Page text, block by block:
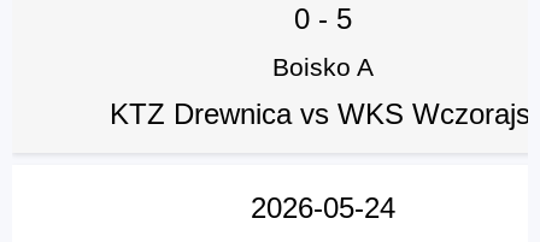
0 - 5
Boisko A
KTZ Drewnica vs WKS Wczorajsi
2026-05-24